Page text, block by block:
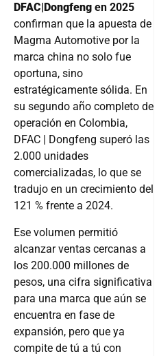
DFAC|Dongfeng en 2025
confirman que la apuesta de
Magma Automotive por la
marca china no solo fue
oportuna, sino
estratégicamente sólida. En
su segundo año completo de
operación en Colombia,
DFAC | Dongfeng superó las
2.000 unidades
comercializadas, lo que se
tradujo en un crecimiento del
121 % frente a 2024.
Ese volumen permitió
alcanzar ventas cercanas a
los 200.000 millones de
pesos, una cifra significativa
para una marca que aún se
encuentra en fase de
expansión, pero que ya
compite de tú a tú con